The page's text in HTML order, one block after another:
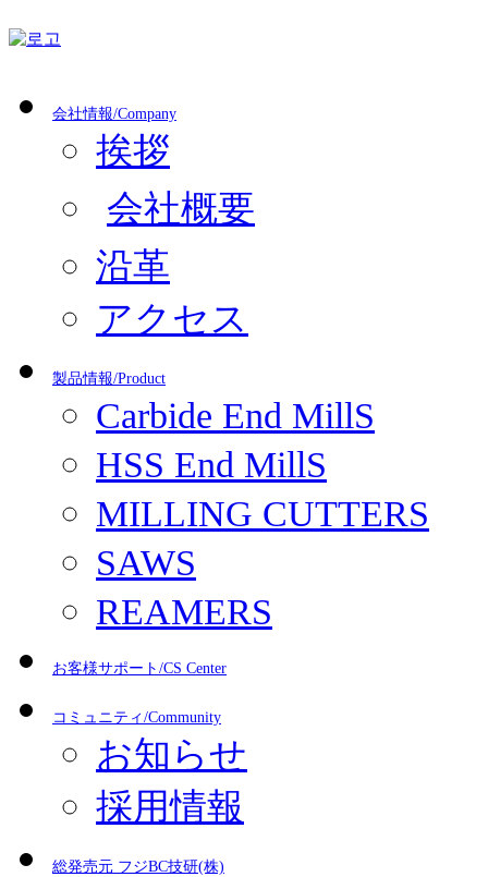
会社情報/Company
挨拶
会社概要
沿革
アクセス
製品情報/Product
Carbide End MillS
HSS End MillS
MILLING CUTTERS
SAWS
REAMERS
お客様サポート/CS Center
コミュニティ/Community
お知らせ
採用情報
総発売元 フジBC技研(株)